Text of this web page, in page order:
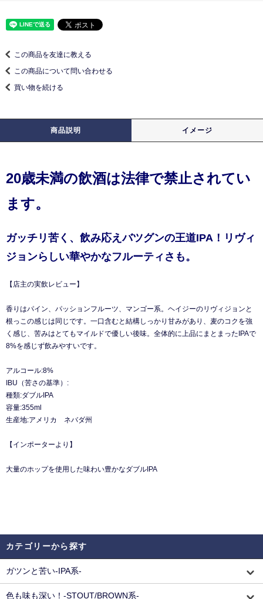
この商品を友達に教える
この商品について問い合わせる
買い物を続ける
商品説明 イメージ
20歳未満の飲酒は法律で禁止されてい
ます。
ガッチリ苦く、飲み応えバツグンの王道IPA！リヴィ
ジョンらしい華やかなフルーティさも。
【店主の実飲レビュー】
香りはパイン、パッションフルーツ、マンゴー系。ヘイジーのリヴィジョンと
根っこの感じは同じです。一口含むと結構しっかり甘みがあり、麦のコクを強
く感じ、苦みはとてもマイルドで優しい後味。全体的に上品にまとまったIPAで
8%を感じず飲みやすいです。
アルコール:8%
IBU（苦さの基準）:
種類:ダブルIPA
容量:355ml
生産地:アメリカ ネバダ州
【インポーターより】
大量のホップを使用した味わい豊かなダブルIPA
カテゴリーから探す
ガツンと苦い-IPA系-
色も味も深い！-STOUT/BROWN系-